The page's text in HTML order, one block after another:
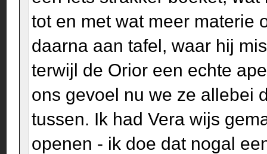
tot en met wat meer materie
daarna aan tafel, waar hij
terwijl de Orior een echte
ons gevoel nu we ze allebei
tussen. Ik had Vera wijs
openen - ik doe dat nogal